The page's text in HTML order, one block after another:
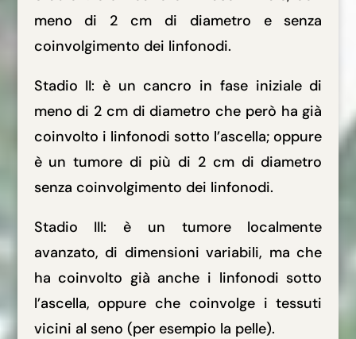
meno di 2 cm di diametro e senza
coinvolgimento dei linfonodi.
Stadio II: è un cancro in fase iniziale di
meno di 2 cm di diametro che però ha già
coinvolto i linfonodi sotto l’ascella; oppure
è un tumore di più di 2 cm di diametro
senza coinvolgimento dei linfonodi.
Stadio III: è un tumore localmente
avanzato, di dimensioni variabili, ma che
ha coinvolto già anche i linfonodi sotto
l’ascella, oppure che coinvolge i tessuti
vicini al seno (per esempio la pelle).